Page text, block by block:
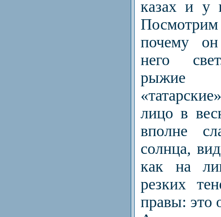
казах и у
почему
него
рыжие
лицо в
вполне
солнца,
как на
резких
правы: это